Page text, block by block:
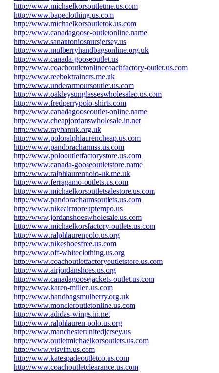
http://www.michaelkorsoutletme.us.com
http://www.bapeclothing.us.com
http://www.michaelkorsoutletok.us.com
http://www.canadagoose-outletonline.name
http://www.sanantoniospursjersey.us
http://www.mulberryhandbagsonline.org.uk
http://www.canada-gooseoutlet.us
http://www.coachoutletonlinecoachfactory-outlet.us.com
http://www.reeboktrainers.me.uk
http://www.underarmoursoutlet.us.com
http://www.oakleysunglasseswholesaleo.us.com
http://www.fredperrypolo-shirts.com
http://www.canadagooseoutlet-online.name
http://www.cheapjordanswholesale.in.net
http://www.raybanuk.org.uk
http://www.poloralphlaurencheap.us.com
http://www.pandoracharmss.us.com
http://www.polooutletfactorystore.us.com
http://www.canada-gooseoutletstore.name
http://www.ralphlaurenpolo-uk.me.uk
http://www.ferragamo-outlets.us.com
http://www.michaelkorsoutletsalestore.us.com
http://www.pandoracharmsoutlets.us.com
http://www.nikeairmoreuptempo.us
http://www.jordanshoeswholesale.us.com
http://www.michaelkorsfactory-outlets.us.com
http://www.ralphlaurenpolo.us.org
http://www.nikeshoesfree.us.com
http://www.off-whiteclothing.us.org
http://www.coachoutletfactoryoutletstore.us.com
http://www.airjordanshoes.us.org
http://www.canadagoosejackets-outlet.us.com
http://www.karen-millen.us.com
http://www.handbagsmulberry.org.uk
http://www.moncleroutletonline.us.com
http://www.adidas-wings.in.net
http://www.ralphlauren-polo.us.org
http://www.manchesterunitedjersey.us
http://www.outletmichaelkorsoutlets.us.com
http://www.visvim.us.com
http://www.katespadeoutletco.us.com
http://www.coachoutletclearance.us.com